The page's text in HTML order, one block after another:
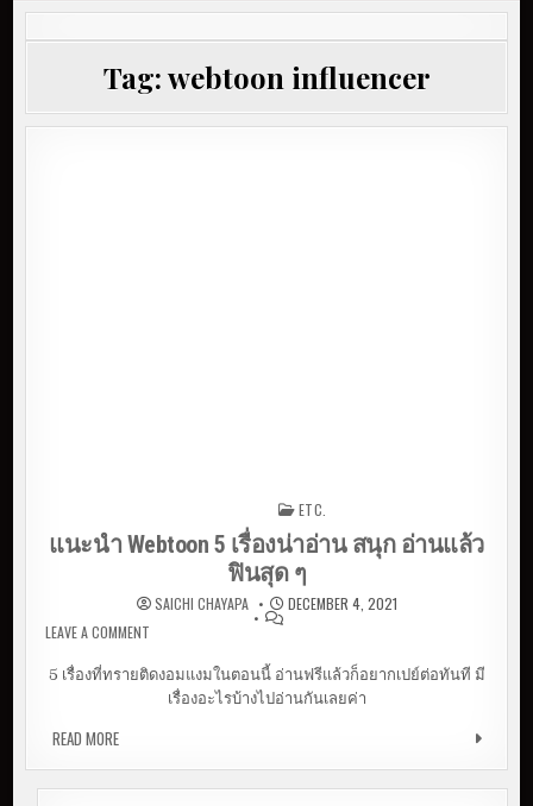
Tag:webtoon influencer
ETC.
แนะนำ Webtoon 5 เรื่องน่าอ่าน สนุก อ่านแล้ว
ฟินสุด ๆ
SAICHI CHAYAPA
DECEMBER 4, 2021
LEAVE A COMMENT ON แนะนำ WEBTOON 5 เรื่องน่าอ่าน สนุก อ่านแล้วฟินสุด
5 เรื่องที่ทรายติดงอมแงมในตอนนี้ อ่านฟรีแล้วก็อยากเปย์ต่อทันที มี
เรื่องอะไรบ้างไปอ่านกันเลยค่า
READ MOREแนะนำ WEBTOON 5 เรื่องน่าอ่าน สนุก อ่านแล้วฟินสุด ๆ